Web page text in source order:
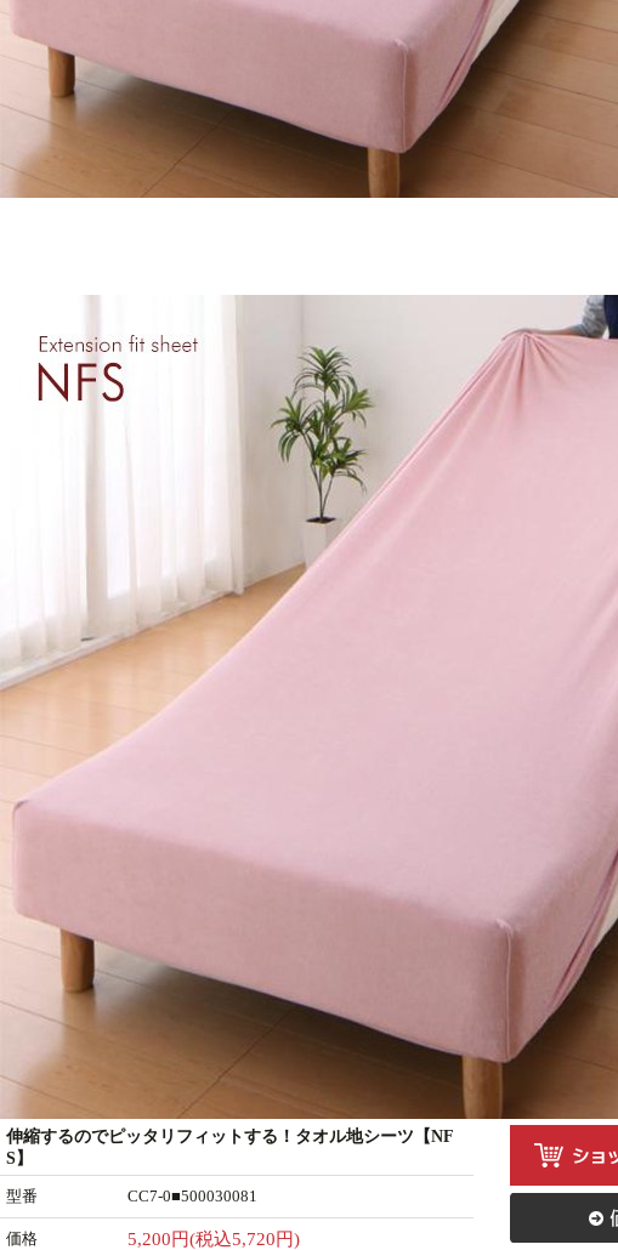
伸縮するのでピッタリフィットする！タオル地シーツ【NF
S】
型番 CC7-0■500030081
価格 5,200円(税込5,720円)